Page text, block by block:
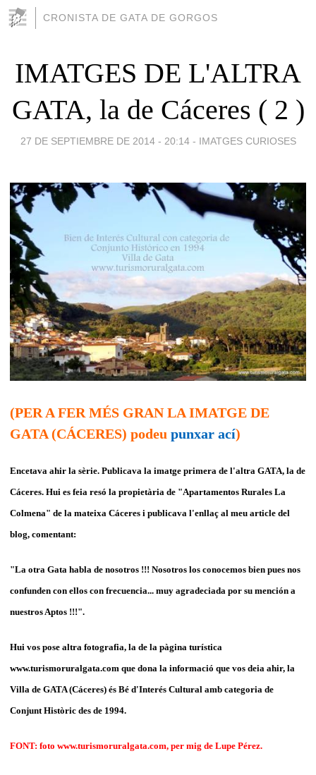
CRONISTA DE GATA DE GORGOS
IMATGES DE L'ALTRA
GATA, la de Cáceres ( 2 )
27 DE SEPTIEMBRE DE 2014 - 20:14 - IMATGES CURIOSES
(PER A FER MÉS GRAN LA IMATGE DE
GATA (CÁCERES) podeu punxar ací)
Encetava ahir la sèrie. Publicava la imatge primera de l'altra GATA, la de
Cáceres. Hui es feia resó la propietària de "Apartamentos Rurales La
Colmena" de la mateixa Cáceres i publicava l'enllaç al meu article del
blog, comentant:
"La otra Gata habla de nosotros !!! Nosotros los conocemos bien pues nos
confunden con ellos con frecuencia... muy agradeciada por su mención a
nuestros Aptos !!!".
Hui vos pose altra fotografia, la de la pàgina turística
www.turismoruralgata.com que dona la informació que vos deia ahir, la
Villa de GATA (Cáceres) és Bé d'Interés Cultural amb categoria de
Conjunt Històric des de 1994.
FONT: foto www.turismoruralgata.com, per mig de Lupe Pérez.